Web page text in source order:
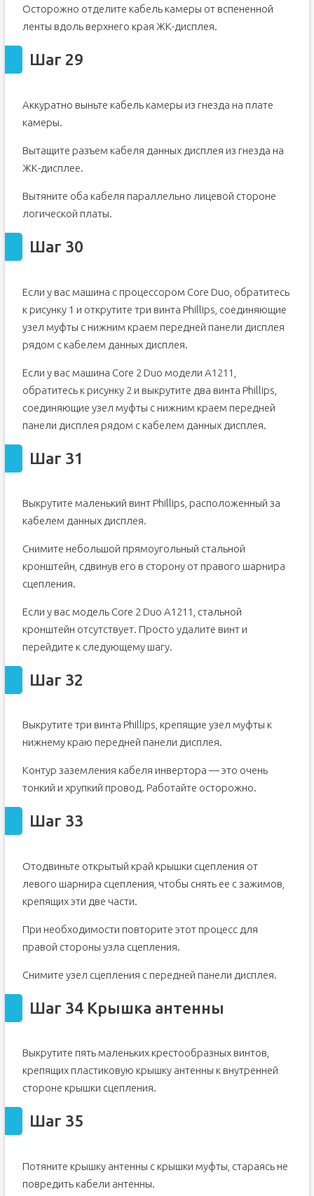
Осторожно отделите кабель камеры от вспененной
ленты вдоль верхнего края ЖК-дисплея.
Шаг 29
Аккуратно выньте кабель камеры из гнезда на плате
камеры.
Вытащите разъем кабеля данных дисплея из гнезда на
ЖК-дисплее.
Вытяните оба кабеля параллельно лицевой стороне
логической платы.
Шаг 30
Если у вас машина с процессором Core Duo, обратитесь
к рисунку 1 и открутите три винта Phillips, соединяющие
узел муфты с нижним краем передней панели дисплея
рядом с кабелем данных дисплея.
Если у вас машина Core 2 Duo модели A1211,
обратитесь к рисунку 2 и выкрутите два винта Phillips,
соединяющие узел муфты с нижним краем передней
панели дисплея рядом с кабелем данных дисплея.
Шаг 31
Выкрутите маленький винт Phillips, расположенный за
кабелем данных дисплея.
Снимите небольшой прямоугольный стальной
кронштейн, сдвинув его в сторону от правого шарнира
сцепления.
Если у вас модель Core 2 Duo A1211, стальной
кронштейн отсутствует. Просто удалите винт и
перейдите к следующему шагу.
Шаг 32
Выкрутите три винта Phillips, крепящие узел муфты к
нижнему краю передней панели дисплея.
Контур заземления кабеля инвертора — это очень
тонкий и хрупкий провод. Работайте осторожно.
Шаг 33
Отодвиньте открытый край крышки сцепления от
левого шарнира сцепления, чтобы снять ее с зажимов,
крепящих эти две части.
При необходимости повторите этот процесс для
правой стороны узла сцепления.
Снимите узел сцепления с передней панели дисплея.
Шаг 34 Крышка антенны
Выкрутите пять маленьких крестообразных винтов,
крепящих пластиковую крышку антенны к внутренней
стороне крышки сцепления.
Шаг 35
Потяните крышку антенны с крышки муфты, стараясь не
повредить кабели антенны.